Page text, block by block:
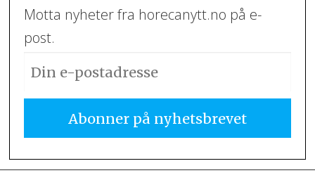
Motta nyheter fra horecanytt.no på e-
post.